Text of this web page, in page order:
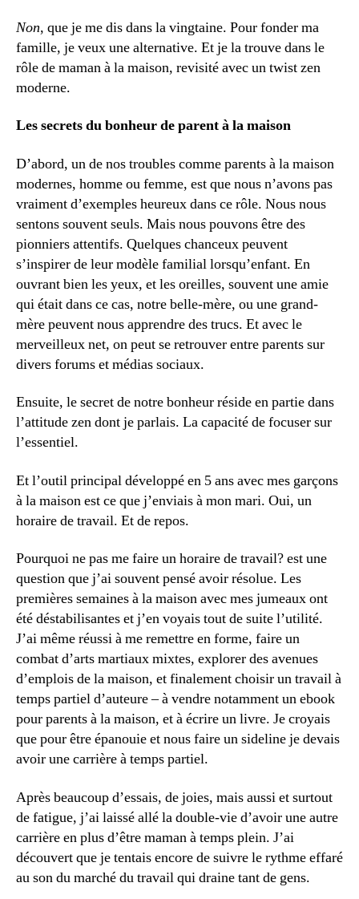
Non, que je me dis dans la vingtaine. Pour fonder ma
famille, je veux une alternative. Et je la trouve dans le
rôle de maman à la maison, revisité avec un twist zen
moderne.
Les secrets du bonheur de parent à la maison
D’abord, un de nos troubles comme parents à la maison
modernes, homme ou femme, est que nous n’avons pas
vraiment d’exemples heureux dans ce rôle. Nous nous
sentons souvent seuls. Mais nous pouvons être des
pionniers attentifs. Quelques chanceux peuvent
s’inspirer de leur modèle familial lorsqu’enfant. En
ouvrant bien les yeux, et les oreilles, souvent une amie
qui était dans ce cas, notre belle-mère, ou une grand-
mère peuvent nous apprendre des trucs. Et avec le
merveilleux net, on peut se retrouver entre parents sur
divers forums et médias sociaux.
Ensuite, le secret de notre bonheur réside en partie dans
l’attitude zen dont je parlais. La capacité de focuser sur
l’essentiel.
Et l’outil principal développé en 5 ans avec mes garçons
à la maison est ce que j’enviais à mon mari. Oui, un
horaire de travail. Et de repos.
Pourquoi ne pas me faire un horaire de travail? est une
question que j’ai souvent pensé avoir résolue. Les
premières semaines à la maison avec mes jumeaux ont
été déstabilisantes et j’en voyais tout de suite l’utilité.
J’ai même réussi à me remettre en forme, faire un
combat d’arts martiaux mixtes, explorer des avenues
d’emplois de la maison, et finalement choisir un travail à
temps partiel d’auteure – à vendre notamment un ebook
pour parents à la maison, et à écrire un livre. Je croyais
que pour être épanouie et nous faire un sideline je devais
avoir une carrière à temps partiel.
Après beaucoup d’essais, de joies, mais aussi et surtout
de fatigue, j’ai laissé allé la double-vie d’avoir une autre
carrière en plus d’être maman à temps plein. J’ai
découvert que je tentais encore de suivre le rythme effaré
au son du marché du travail qui draine tant de gens.